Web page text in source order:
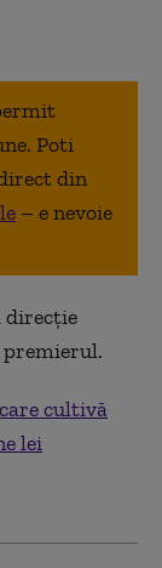
Poti
din
– e nevoie
direcție
premierul.
cultivă
lei